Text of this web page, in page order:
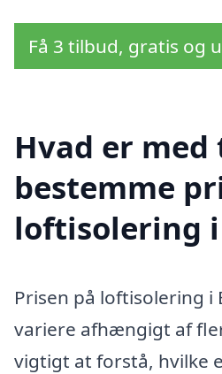
Få 3 tilbud, gratis og
Hvad er
bestemme
loftisolering
Prisen på loftisolering i
variere afhængigt af
vigtigt at forstå, hvilke